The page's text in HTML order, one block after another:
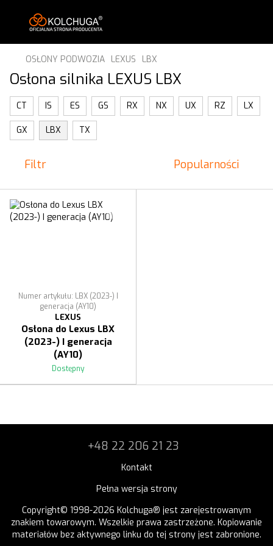
OSŁONY PODWOZIA LEXUS LBX
Osłona silnika LEXUS LBX
CT IS ES GS RX NX UX RZ LX
GX LBX TX
Filtr Popularności
Numer artykułu: LBX (2023-) I
generacja (AY10)
LEXUS
Osłona do Lexus LBX
(2023-) I generacja
(AY10)
Dostępny
+48 22 206 21 23
Kontakt
Pełna wersja strony
Copyright© 1998-2026 Kolchuga® jest zarejestrowanym
znakiem towarowym. Wszelkie prawa zastrzeżone. Kopiowanie
materiałów bez aktywnego linku do tej strony jest zabronione.